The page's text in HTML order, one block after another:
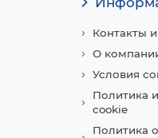
Контакты
О
Условия
Политика
cookie
Политика